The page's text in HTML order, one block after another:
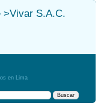
>Vivar S.A.C.
en Lima